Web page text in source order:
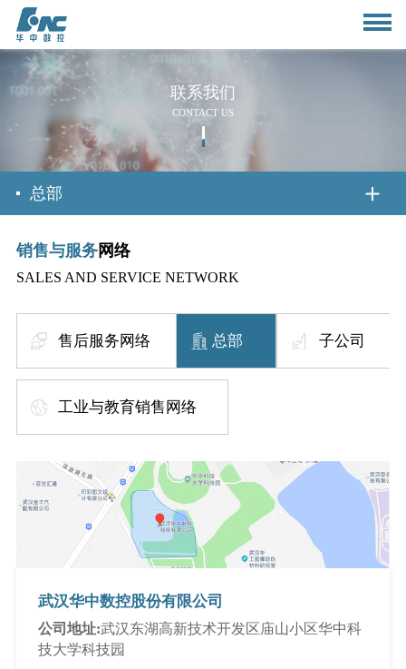
首页
关于我们
公司简介
组织架构
资质荣誉
员工风采
公司动态
媒体报道
公示公告
视频中心
应用案例
技术分享
投资者提问
法制宣传
投教园地
联系我们
在线留言
联系我们
CONTACT US
总部
销售与服务网络
SALES AND SERVICE NETWORK
售后服务网络 总部 子公司
工业与教育销售网络
武汉华中数控股份有限公司
公司地址:武汉东湖高新技术开发区庙山小区华中科
技大学科技园